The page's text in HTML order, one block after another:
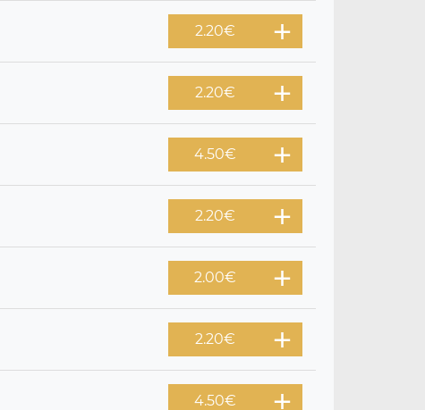
2.20€
2.20€
4.50€
2.20€
2.00€
2.20€
4.50€